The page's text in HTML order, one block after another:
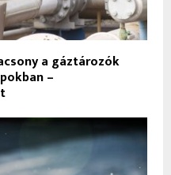
a gáztározók
–